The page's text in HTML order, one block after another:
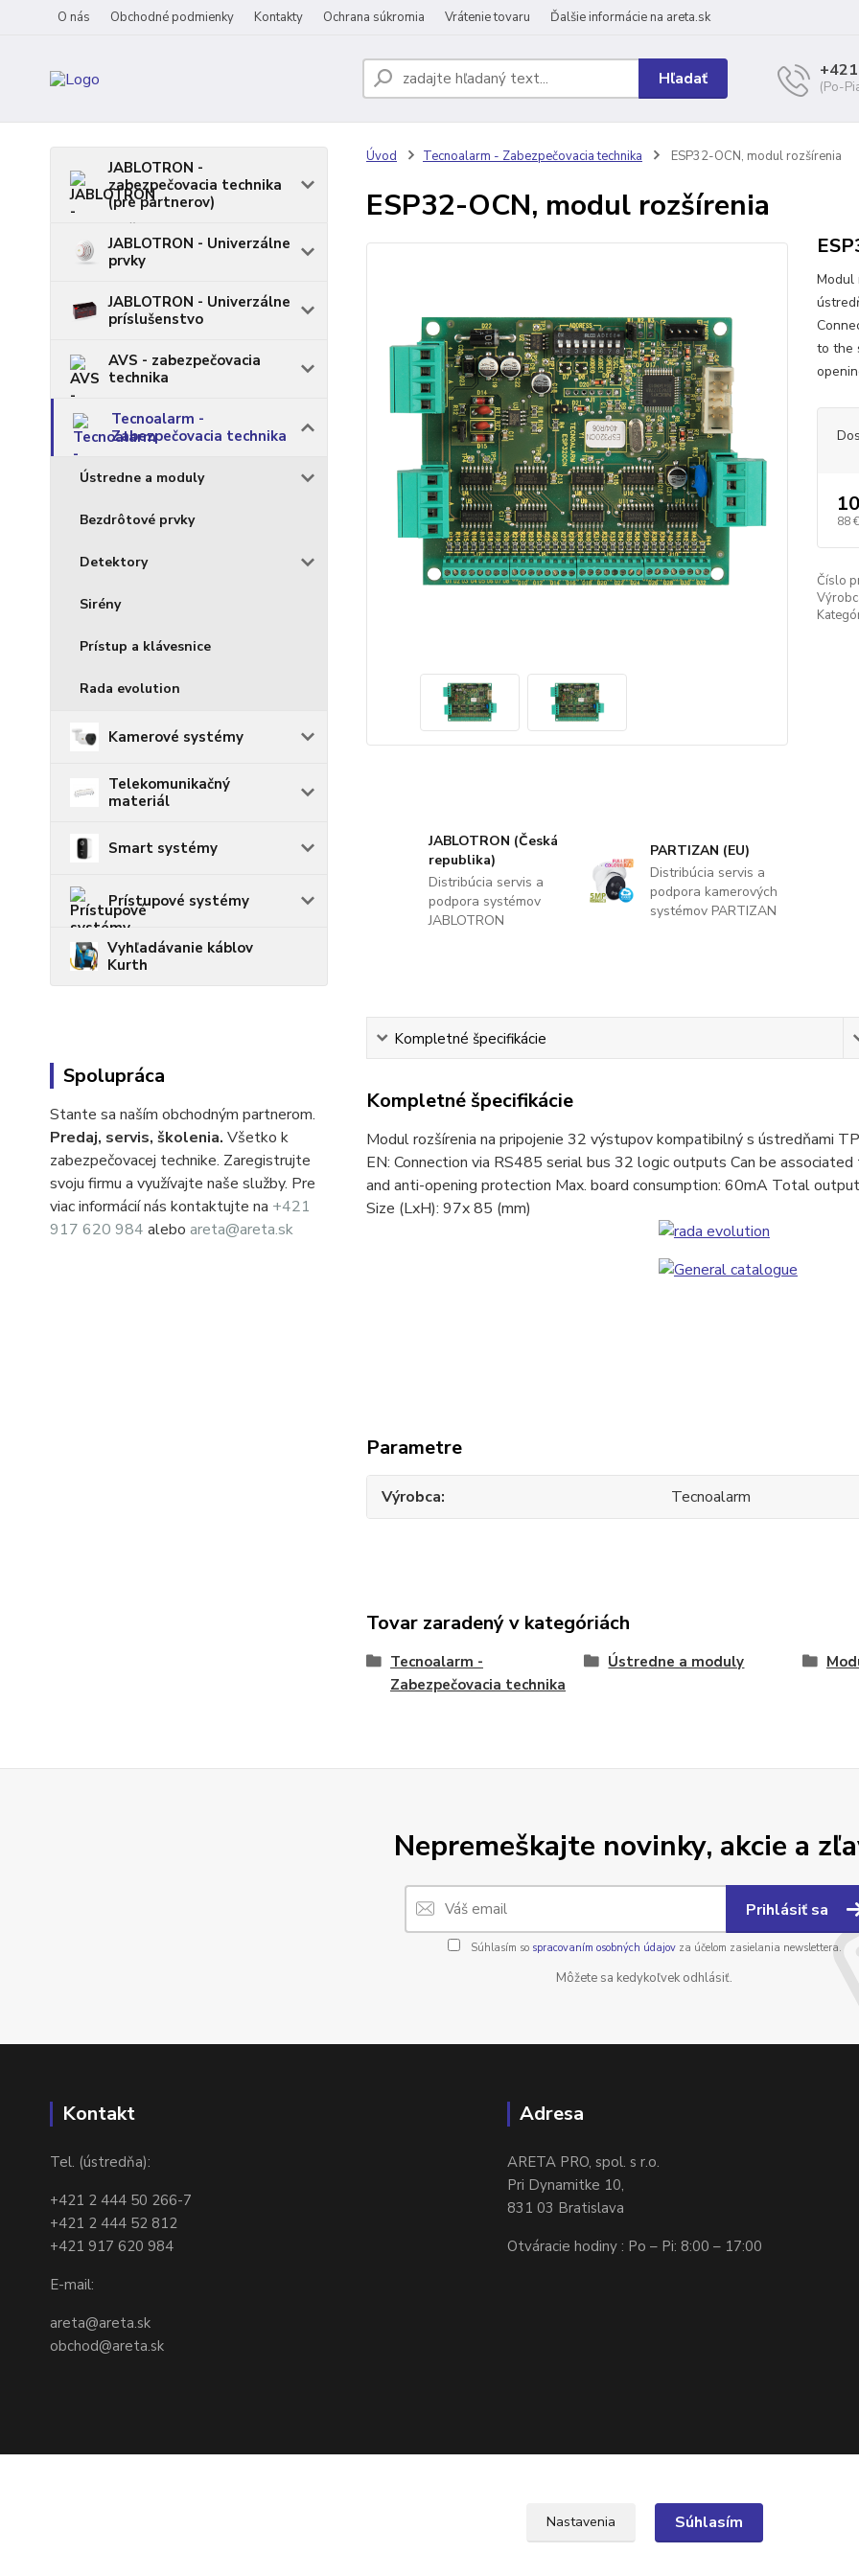
O nás Obchodné podmienky Kontakty Ochrana súkromia Vrátenie tovaru Ďalšie informácie na areta.sk
Hľadať (Po-
JABLOTRON -
zabezpečovacia technika
(pre partnerov)
JABLOTRON - Univerzálne
prvky
JABLOTRON - Univerzálne
príslušenstvo
AVS - zabezpečovacia
technika
Tecnoalarm -
Zabezpečovacia technika
Ústredne a moduly
Bezdrôtové prvky
Detektory
Sirény
Prístup a klávesnice
Rada evolution
Kamerové systémy
Telekomunikačný
materiál
Smart systémy
Prístupové systémy
Vyhľadávanie káblov
Kurth
Spolupráca
Stante sa naším obchodným partnerom.
Predaj, servis, školenia. Všetko k
zabezpečovacej technike. Zaregistrujte
svoju firmu a využívajte naše služby. Pre
viac informácií nás kontaktujte na +421
917 620 984 alebo areta@areta.sk
Úvod Tecnoalarm - Zabezpečovacia technika ESP32-OCN, modul rozšírenia
ESP32-OCN, modul rozšírenia
Modul
to the
88 €
Číslo
JABLOTRON (Česká
republika)
Distribúcia servis a
podpora systémov
JABLOTRON
PARTIZAN (EU)
Distribúcia servis a
podpora kamerových
systémov PARTIZAN
Kompletné špecifikácie
Kompletné špecifikácie
Modul rozšírenia na pripojenie 32 výstupov kompatibilný s ústredňami
EN: Connection via RS485 serial bus 32 logic outputs Can be
and anti-opening protection Max. board consumption: 60mA Total
Size (LxH): 97x 85 (mm)
Parametre
Výrobca Tecnoalarm
Tovar zaradený v kategóriách
Tecnoalarm -
Zabezpečovacia technika
Ústredne a moduly
Nepremeškajte novinky, akcie a
Prihlásiť sa
Súhlasím so spracovaním osobných údajovza účelom zasielania newslettera.
Môžete sa kedykoľvek odhlásiť.
Kontakt
Tel. (ústredňa):
+421 2 444 50 266-7
+421 2 444 52 812
+421 917 620 984
E-mail:
areta@areta.sk
obchod@areta.sk
Adresa
ARETA PRO, spol. s r.o.
Pri Dynamitke 10,
831 03 Bratislava
Otváracie hodiny : Po – Pi: 8:00 – 17:00
Nastavenia Súhlasím